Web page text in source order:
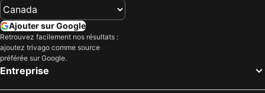
Ajouter sur Google
Retrouvez facilement nos résultats :
ajoutez trivago comme source
préférée sur Google.
Entreprise